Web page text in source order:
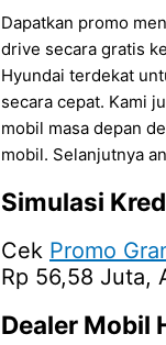
Dapatkan promo
drive secara gratis
Hyundai terdekat
secara cepat. Kami
mobil masa depan
mobil. Selanjutnya
Simulasi
Cek Promo
Rp 56,58 Juta,
Dealer Mobil